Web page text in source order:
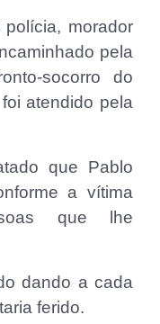
morador
pela
socorro do
atendido pela
que Pablo
a vítima
que lhe
dando a cada
ferido.